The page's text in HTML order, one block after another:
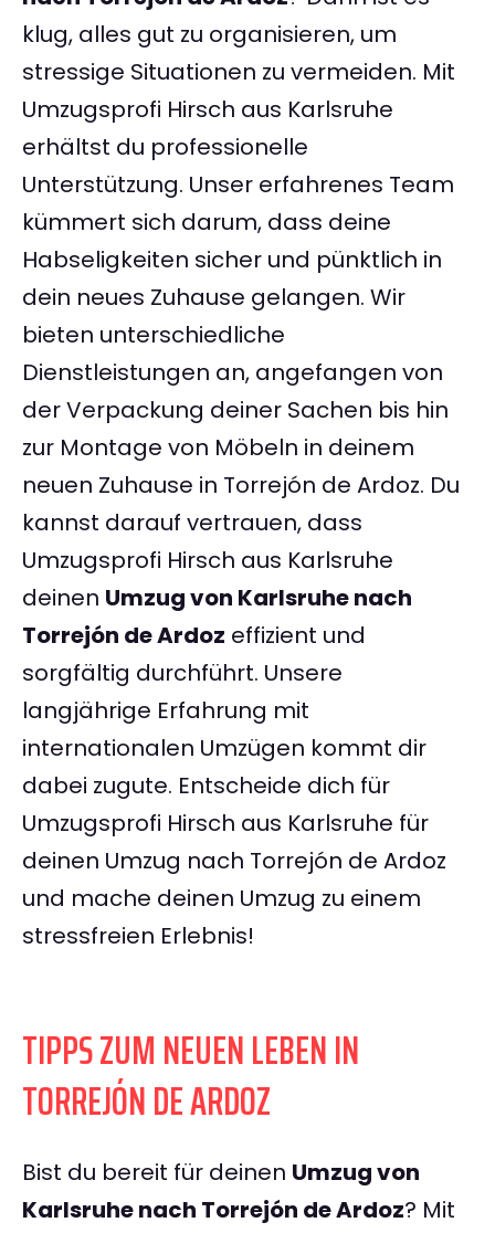
klug, alles gut zu organisieren, um
stressige Situationen zu vermeiden. Mit
Umzugsprofi Hirsch aus Karlsruhe
erhältst du professionelle
Unterstützung. Unser erfahrenes Team
kümmert sich darum, dass deine
Habseligkeiten sicher und pünktlich in
dein neues Zuhause gelangen. Wir
bieten unterschiedliche
Dienstleistungen an, angefangen von
der Verpackung deiner Sachen bis hin
zur Montage von Möbeln in deinem
neuen Zuhause in Torrejón de Ardoz. Du
kannst darauf vertrauen, dass
Umzugsprofi Hirsch aus Karlsruhe
deinen Umzug von Karlsruhe nach
Torrejón de Ardoz effizient und
sorgfältig durchführt. Unsere
langjährige Erfahrung mit
internationalen Umzügen kommt dir
dabei zugute. Entscheide dich für
Umzugsprofi Hirsch aus Karlsruhe für
deinen Umzug nach Torrejón de Ardoz
und mache deinen Umzug zu einem
stressfreien Erlebnis!
TIPPS ZUM NEUEN LEBEN IN
TORREJÓN DE ARDOZ
Bist du bereit für deinen Umzug von
Karlsruhe nach Torrejón de Ardoz? Mit